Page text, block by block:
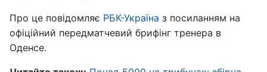
Про це повідомляє РБК-Україна з посиланням на
офіційний передматчевий брифінг тренера в
Оденсе.